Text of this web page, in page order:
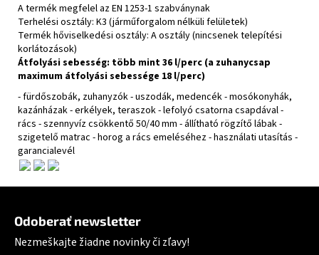
A termék megfelel az EN 1253-1 szabványnak
Terhelési osztály: K3 (járműforgalom nélküli felületek)
Termék hőviselkedési osztály: A osztály (nincsenek telepítési
korlátozások)
Átfolyási sebesség: több mint 36 l/perc (a zuhanycsap
maximum átfolyási sebessége 18 l/perc)
- fürdőszobák, zuhanyzók - uszodák, medencék - mosókonyhák,
kazánházak - erkélyek, teraszok - lefolyó csatorna csapdával -
rács - szennyvíz csökkentő 50/40 mm - állítható rögzítő lábak -
szigetelő matrac - horog a rács emeléséhez - használati utasítás -
garancialevél
Odoberať newsletter
Nezmeškajte žiadne novinky či zľavy!